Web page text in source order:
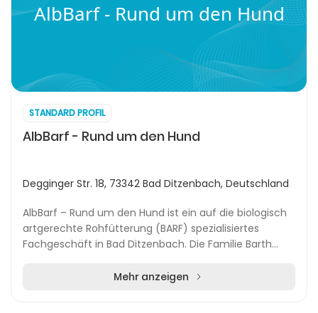
AlbBarf - Rund um den Hund
STANDARD PROFIL
AlbBarf - Rund um den Hund
Degginger Str. 18, 73342 Bad Ditzenbach, Deutschland
AlbBarf – Rund um den Hund ist ein auf die biologisch
artgerechte Rohfütterung (BARF) spezialisiertes
Fachgeschäft in Bad Ditzenbach. Die Familie Barth
Mehr anzeigen